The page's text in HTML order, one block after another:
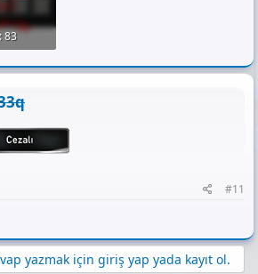
83
#11
yazmak için giriş yap yada kayıt ol.